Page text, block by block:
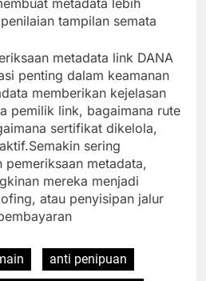
metadata lebih
tampilan semata
metadata link DANA
penting dalam keamanan
memberikan kejelasan
pemilik link, bagaimana rute
sertifikat dikelola,
sering
pemeriksaan metadata,
mereka menjadi
atau penyisipan jalur
anti penipuan